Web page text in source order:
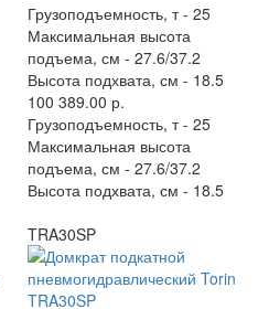
Грузоподъемность, т - 25
Максимальная высота
подъема, см - 27.6/37.2
Высота подхвата, см - 18.5
100 389.00 р.
Грузоподъемность, т - 25
Максимальная высота
подъема, см - 27.6/37.2
Высота подхвата, см - 18.5
TRA30SP